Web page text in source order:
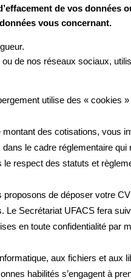
de vos données
vous concernant.
de nos réseaux sociaux,
utilise des « cookies
des cotisations, vous
le cadre réglementaire
respect des statuts et
de déposer votre
Secrétariat UFACS fera
en toute confidentialité par
aux fichiers et aux
habilités s’engagent à